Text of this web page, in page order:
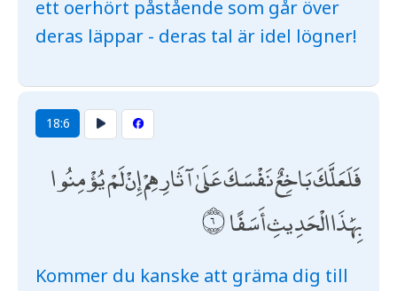
ett oerhört påstående som går över
deras läppar - deras tal är idel lögner!
18:6
فَلَعَلَّكَ بَاخِعٌ نَفْسَكَ عَلَىٰ آثَارِهِمْ إِنْ لَمْ يُؤْمِنُوا
بِهَٰذَا الْحَدِيثِ أَسَفًا
Kommer du kanske att gräma dig till